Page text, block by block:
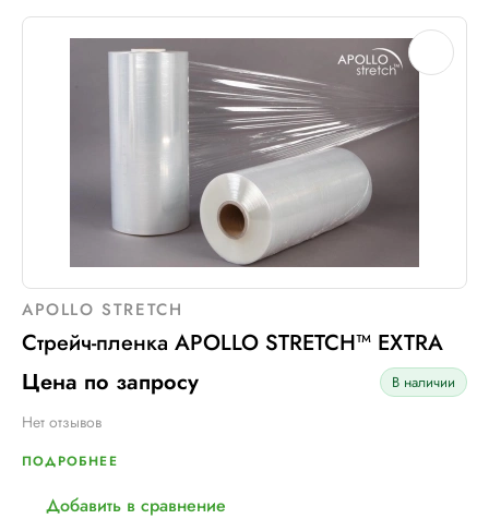
APOLLO STRETCH
Стрейч-пленка APOLLO STRETCH™ EXTRA
Цена по запросу
В наличии
Нет отзывов
ПОДРОБНЕЕ
Добавить в сравнение